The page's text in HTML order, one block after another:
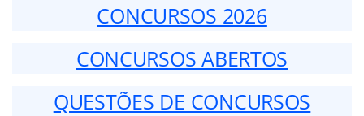
CONCURSOS 2026
CONCURSOS ABERTOS
QUESTÕES DE CONCURSOS